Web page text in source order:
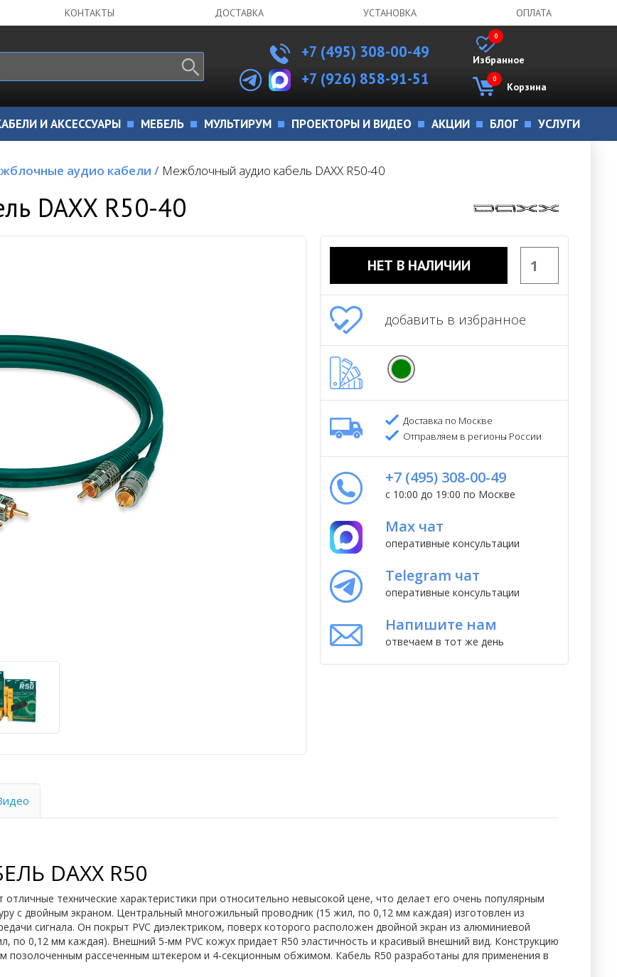
КОНТАКТЫ ДОСТАВКА УСТАНОВКА ОПЛАТА
+7 (495) 308-00-49
+7 (926) 858-91-51
Избранное
0
Корзина
0
И АКСЕССУАРЫ МЕБЕЛЬ МУЛЬТИРУМ ПРОЕКТОРЫ И ВИДЕО АКЦИИ БЛОГ УСЛУГИ
аудио кабели / Межблочный аудио кабель DAXX R50-40
DAXX R50-40
НЕТ В НАЛИЧИИ
добавить в избранное
Доставка по Москве
Отправляем в регионы России
+7 (495) 308-00-49
с 10:00 до 19:00 по Москве
Max чат
оперативные консультации
Telegram чат
оперативные консультации
Напишите нам
отвечаем в тот же день
DAXX R50
технические характеристики при относительно невысокой цене, что делает его очень популярным
с двойным экраном. Центральный многожильный проводник (15 жил, по 0,12 мм каждая) изготовлен из
сигнала. Он покрыт PVC диэлектриком, поверх которого расположен двойной экран из алюминиевой
по 0,12 мм каждая). Внешний 5-мм PVC кожух придает R50 эластичность и красивый внешний вид. Конструкцию
позолоченным рассеченным штекером и 4-секционным обжимом. Кабель R50 разработаны для применения в